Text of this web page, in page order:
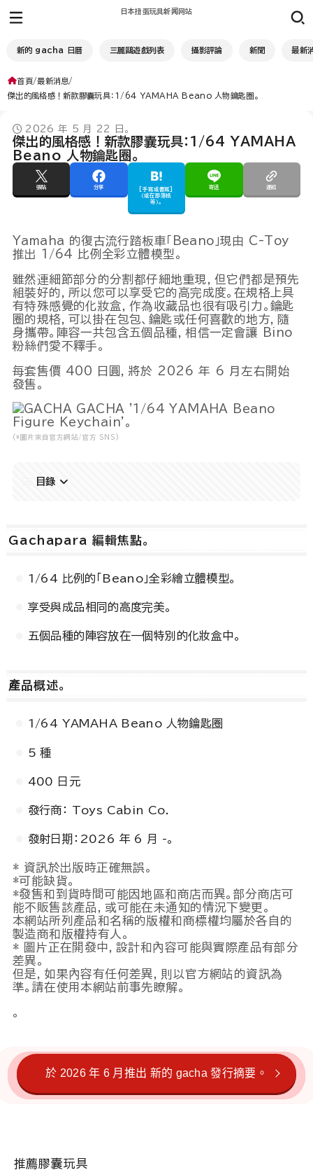
日本扭蛋玩具新闻网站
新的 gacha 日曆 三麗鷗遊戲列表 攝影評論 新聞 最新
首頁 最新消息
傑出的風格感！新款膠囊玩具：1/64 YAMAHA Beano 人物鑰匙圈。
2026 年 5 月 22 日。
傑出的風格感！新款膠囊玩具：1/64 YAMAHA
Beano 人物鑰匙圈。
張貼 分享
[手寫或書寫]
（或在部落格
等）。
寄送 連結
Yamaha 的復古流行踏板車「Beano」現由 C-Toy
推出 1/64 比例全彩立體模型。
雖然連細節部分的分割都仔細地重現，但它們都是預先
組裝好的，所以您可以享受它的高完成度。在規格上具
有特殊感覺的化妝盒，作為收藏品也很有吸引力。鑰匙
圈的規格，可以掛在包包、鑰匙或任何喜歡的地方，隨
身攜帶。陣容一共包含五個品種，相信一定會讓 Bino
粉絲們愛不釋手。
每套售價 400 日圓，將於 2026 年 6 月左右開始
發售。
(*圖片來自官方網站/官方 SNS)
目錄
Gachapara 編輯焦點。
1/64 比例的「Beano」全彩繪立體模型。
享受與成品相同的高度完美。
五個品種的陣容放在一個特別的化妝盒中。
產品概述。
1/64 YAMAHA Beano 人物鑰匙圈
5 種
400 日元
發行商： Toys Cabin Co.
發射日期：2026 年 6 月 -。
* 資訊於出版時正確無誤。
*可能缺貨。
*發售和到貨時間可能因地區和商店而異。部分商店可
能不販售該產品，或可能在未通知的情況下變更。
本網站所列產品和名稱的版權和商標權均屬於各自的
製造商和版權持有人。
* 圖片正在開發中，設計和內容可能與實際產品有部分
差異。
但是，如果內容有任何差異，則以官方網站的資訊為
準。請在使用本網站前事先瞭解。
。
於 2026 年 6 月推出 新的 gacha 發行摘要。
推薦膠囊玩具